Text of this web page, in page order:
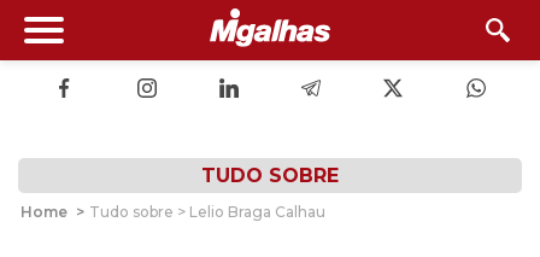
TUDO SOBRE
Home > Tudo sobre > Lelio Braga Calhau